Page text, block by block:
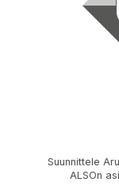
Suunnittele
ALSOn